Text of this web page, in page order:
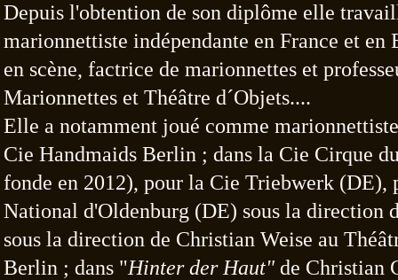
Depuis l'obtention de son diplôme elle
marionnettiste indépendante en France et en
en scène, factrice de marionnettes et
Marionnettes et Théâtre d´Objets....
Elle a notamment joué comme
Cie Handmaids Berlin ; dans la Cie Cirque
fonde en 2012), pour la Cie Triebwerk (DE),
National d'Oldenburg (DE) sous la direction
sous la direction de Christian Weise au
Berlin ; dans "Hinter der Haut" de Christian